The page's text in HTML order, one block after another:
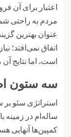
اعتبار برای آن
مردم به راحتی شما
عنوان بهترین
اتفاق نمی‌افتد؛
است، اما نتایج
سه ستون
استراتژی سئو بر
ساله‌ام در زمینه
کمپین‌ها آنهایی